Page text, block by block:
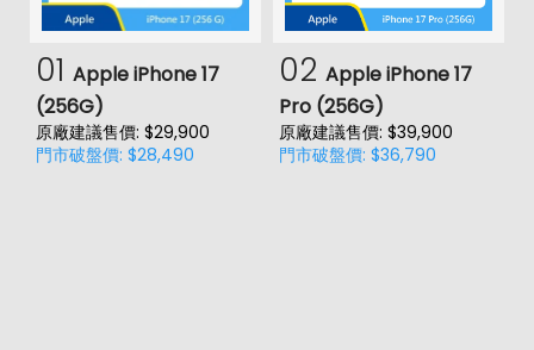
01 Apple iPhone 17
(256G)
原廠建議售價: $29,900
門市破盤價: $28,490
02 Apple iPhone 17
Pro (256G)
原廠建議售價: $39,900
門市破盤價: $36,790